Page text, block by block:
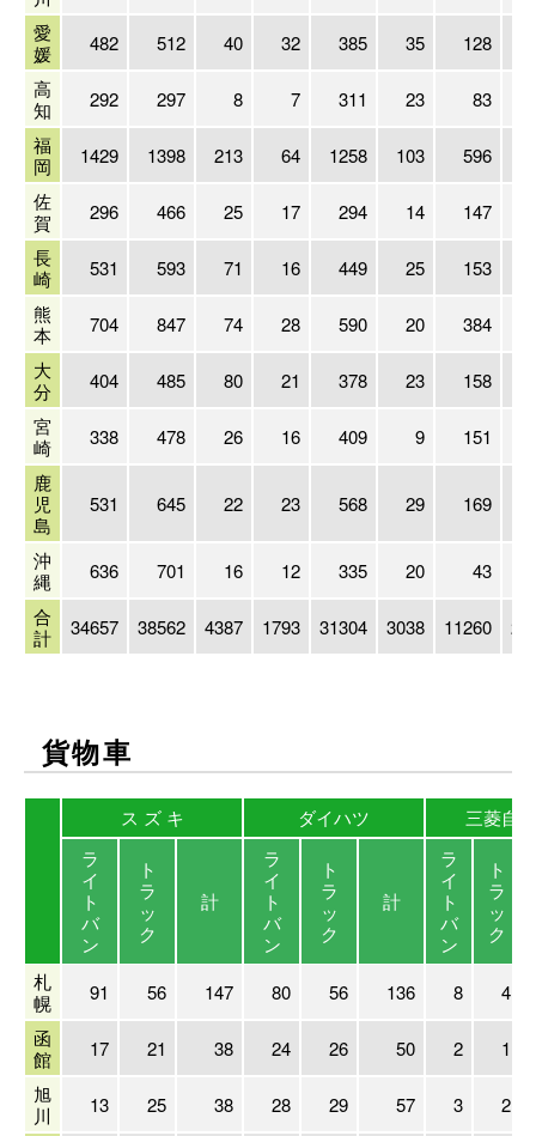
愛
媛
482 512 40 32 385 35 128
高
知
292 297 8 7 311 23 83
福
岡
1429 1398 213 64 1258 103 596
佐
賀
296 466 25 17 294 14 147
長
崎
531 593 71 16 449 25 153
熊
本
704 847 74 28 590 20 384
大
分
404 485 80 21 378 23 158
宮
崎
338 478 26 16 409 9 151
鹿
児
島
531 645 22 23 568 29 169
沖
縄
636 701 16 12 335 20 43
合
計
34657 38562 4387 1793 31304 3038 11260
貨物車
ス ズ キ ダイハツ
三菱自工
ラ
イ
ト
バ
ン
ト
ラ
ッ
ク
計
ラ
イ
ト
バ
ン
ト
ラ
ッ
ク
計
ラ
イ
ト
バ
ン
ト
ラ
ッ
ク
札
幌
91 56 147 80 56 136 8
4
函
館
17 21 38 24 26 50 2
1
旭
川
13 25 38 28 29 57 3
2